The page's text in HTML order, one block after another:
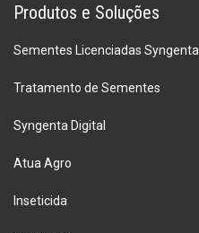
Produtos e Soluções
Sementes Licenciadas Syngenta
Tratamento de Sementes
Syngenta Digital
Atua Agro
Inseticida